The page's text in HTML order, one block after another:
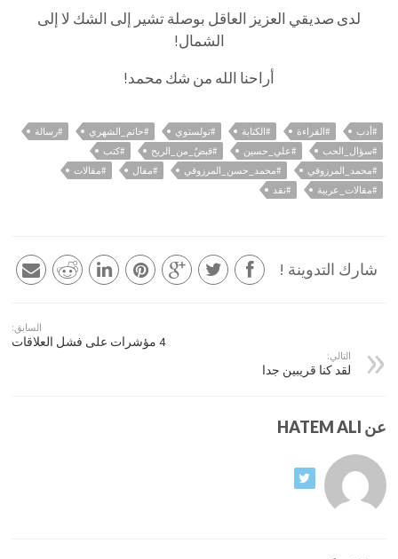
لدى صديقي العزيز العاقل بوصلة تشير إلى الشك لا إلى
الشمال!
أراحنا الله من شك محمد!
#أدب #القراءة #الكتابة #تولستوي #حاتم_الشهري
#رسالة
#سؤال_الحب
#علي_حسين #قبضٌ_من_الريح
#كتب
#محمد_المرزوقي
#محمد_حسن_المرزوقي #مقال
#مقالات
#مقالات_عربية
#نقد
شارك التدوينة !
السابق:
4 مؤشرات على فشل العلاقات
التالي:
لقد كنا قريبين جدا
عن HATEM ALI